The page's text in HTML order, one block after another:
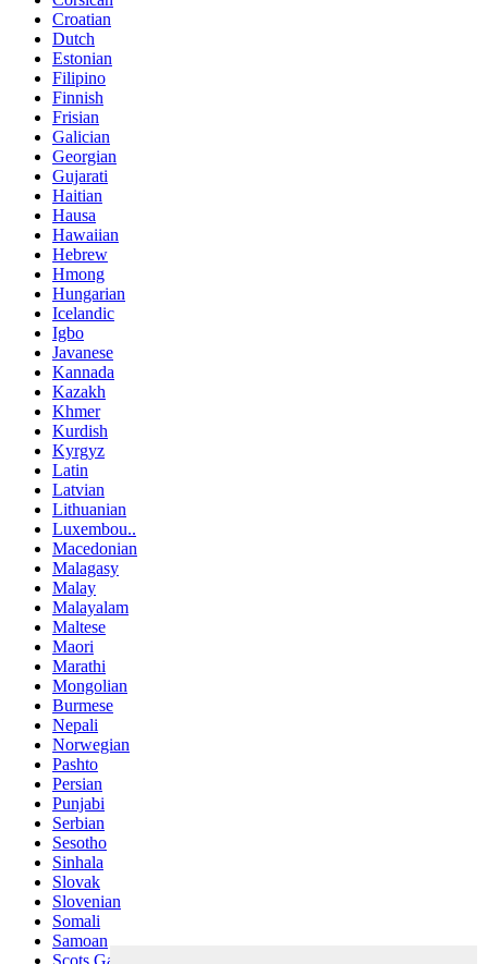
Croatian
Dutch
Estonian
Filipino
Finnish
Frisian
Galician
Georgian
Gujarati
Haitian
Hausa
Hawaiian
Hebrew
Hmong
Hungarian
Icelandic
Igbo
Javanese
Kannada
Kazakh
Khmer
Kurdish
Kyrgyz
Latin
Latvian
Lithuanian
Luxembou..
Macedonian
Malagasy
Malay
Malayalam
Maltese
Maori
Marathi
Mongolian
Burmese
Nepali
Norwegian
Pashto
Persian
Punjabi
Serbian
Sesotho
Sinhala
Slovak
Slovenian
Somali
Samoan